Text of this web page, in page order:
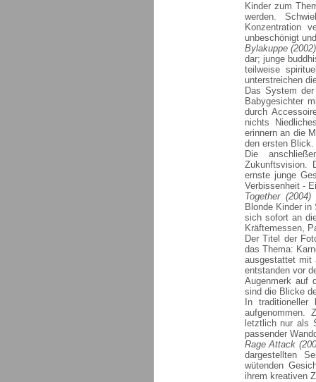
Kinder zum
werden.
Konzentration
unbeschönigt
Bylakuppe (2002)
dar; junge
teilweise
unterstreichen
Das System
Babygesichter
durch
nichts
erinnern an die
den ersten Blick.
Die
Zukunftsvision.
ernste junge
Verbissenheit -
Together (2004)
Blonde Kinder
sich sofort an
Kräftemessen,
Der Titel der
das Thema:
ausgestattet mit
entstanden vor
Augenmerk auf
sind die Blicke
In
aufgenommen.
letztlich nur als
passender
Rage Attack
dargestellten
wütenden
ihrem kreativen